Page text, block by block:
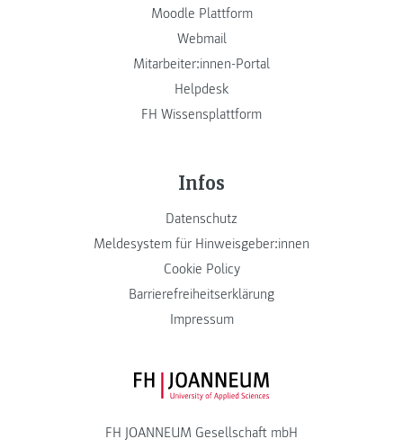
Moodle Plattform
Webmail
Mitarbeiter:innen-Portal
Helpdesk
FH Wissensplattform
Infos
Datenschutz
Meldesystem für Hinweisgeber:innen
Cookie Policy
Barrierefreiheitserklärung
Impressum
FH JOANNEUM Logo
FH JOANNEUM Gesellschaft mbH